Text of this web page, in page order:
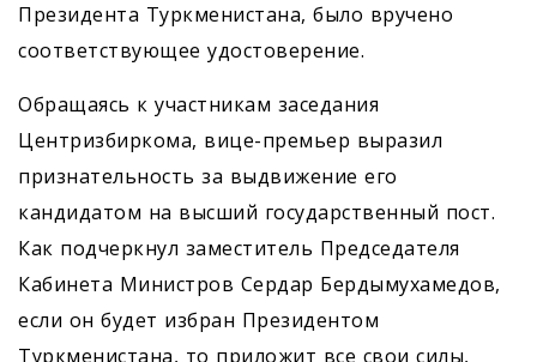
Президента Туркменистана, было вручено
соответствующее удостоверение.
Обращаясь к участникам заседания
Центризбиркома, вице-премьер выразил
признательность за выдвижение его
кандидатом на высший государственный пост.
Как подчеркнул заместитель Председателя
Кабинета Министров Сердар Бердымухамедов,
если он будет избран Президентом
Туркменистана, то приложит все свои силы,